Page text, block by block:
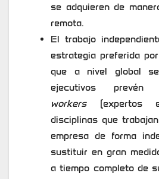
se adquieren de
remota.
El trabajo
estrategia preferida
que a nivel global
ejecutivos
workers(expertos
disciplinas que
empresa de forma
sustituir en gran
a tiempo completo de